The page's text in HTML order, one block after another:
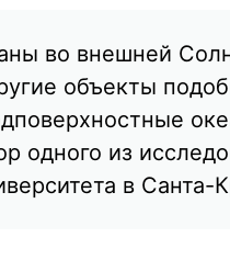
во внешней
объекты
одного из
в Санта-